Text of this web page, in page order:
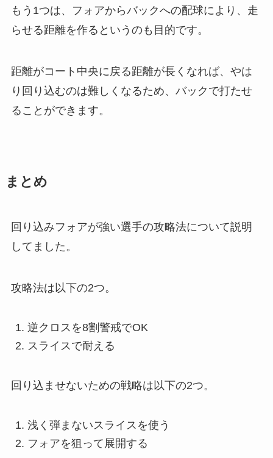
もう1つは、フォアからバックへの配球により、走
らせる距離を作るというのも目的です。
距離がコート中央に戻る距離が長くなれば、やは
り回り込むのは難しくなるため、バックで打たせ
ることができます。
まとめ
回り込みフォアが強い選手の攻略法について説明
してました。
攻略法は以下の2つ。
逆クロスを8割警戒でOK
スライスで耐える
回り込ませないための戦略は以下の2つ。
浅く弾まないスライスを使う
フォアを狙って展開する